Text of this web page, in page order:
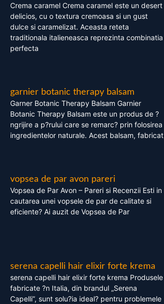
Crema caramel Crema caramel este un desert
delicios, cu o textura cremoasa si un gust
dulce si caramelizat. Aceasta reteta
traditionala italieneasca reprezinta combinatia
perfecta
garnier botanic therapy balsam
Garner Botanic Therapy Balsam Garnier
Botanic Therapy Balsam este un produs de ?
ngrijire a p?rului care se remarc? prin folosirea
ingredientelor naturale. Acest balsam, fabricat
vopsea de par avon pareri
Vopsea de Par Avon – Pareri si Recenzii Esti in
cautarea unei vopsele de par de calitate si
eficiente? Ai auzit de Vopsea de Par
serena capelli hair elixir forte krema
serena capelli hair elixir forte krema Produsele
fabricate ?n Italia, din brandul „Serena
Capelli”, sunt solu?ia ideal? pentru problemele